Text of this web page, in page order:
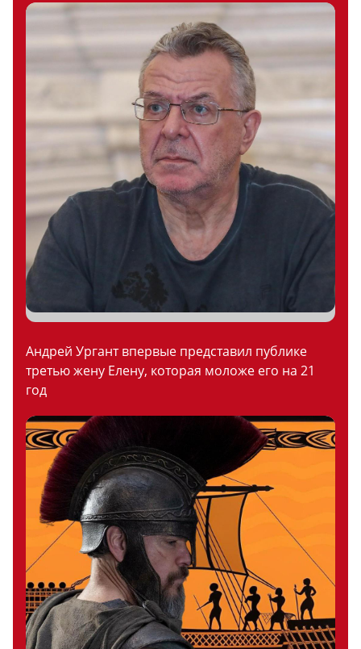
Андрей Ургант впервые представил публике
третью жену Елену, которая моложе его на 21
год